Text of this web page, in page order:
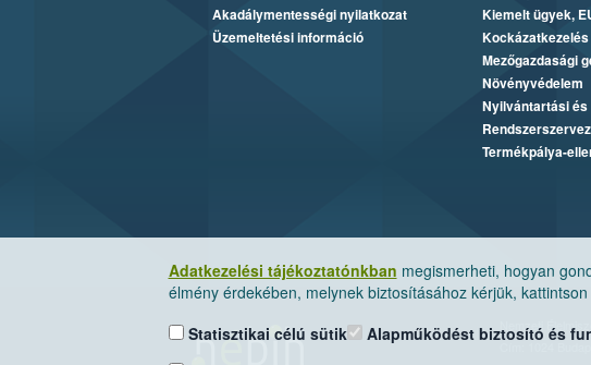
Adatkezelési tájékoztatónkban megismerheti, hogyan
élmény érdekében, melynek biztosításához kérjük, kattintson
Statisztikai célú sütik
Alapműködést biztosító és
Akadálymentességi nyilatkozat
Üzemeltetési információ
Kiemelt ügyek,
Kockázatkezelés
Mezőgazdasági
Növényvédelem
Nyilvántartási és
Termékpálya-
Nemzeti